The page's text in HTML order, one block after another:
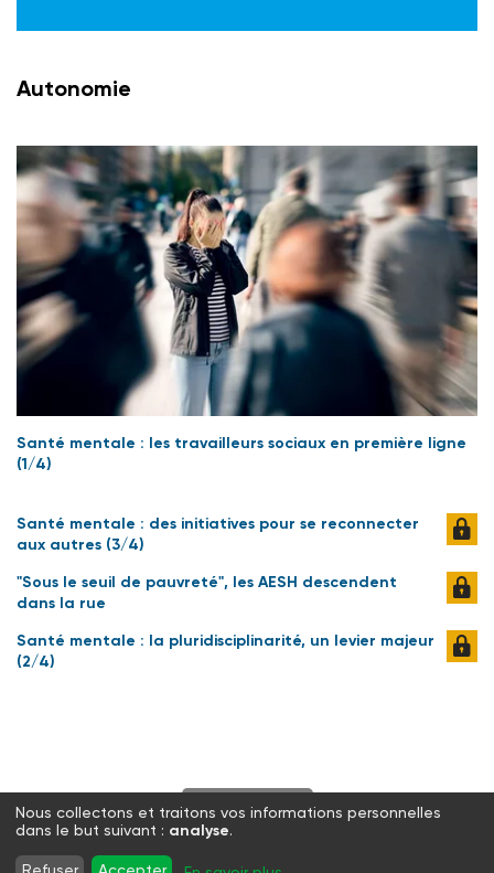
Autonomie
Santé mentale : les travailleurs sociaux en première ligne
(1/4)
Santé mentale : des initiatives pour se reconnecter
aux autres (3/4)
"Sous le seuil de pauvreté", les AESH descendent
dans la rue
Santé mentale : la pluridisciplinarité, un levier majeur
(2/4)
S'abonner
Twitter Facebook
Nous collectons et traitons vos informations personnelles
dans le but suivant : analyse.